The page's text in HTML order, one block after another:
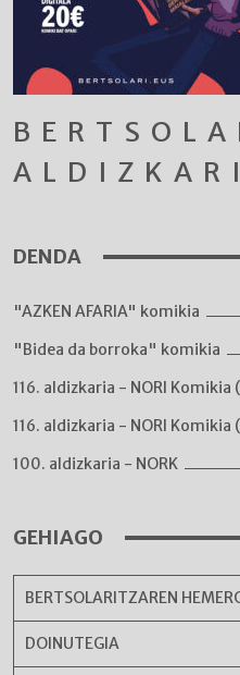
DENDA
"AZKEN AFARIA" komikia
"Bidea da borroka" komikia
116. aldizkaria - NORI Komikia
116. aldizkaria - NORI
100. aldizkaria - NORK
GEHIAGO
BERTSOLARITZAREN
DOINUTEGIA